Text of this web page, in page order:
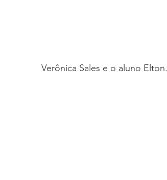
Verônica Sales e o aluno Elton.